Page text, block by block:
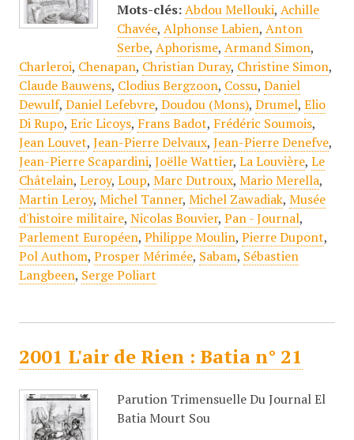
Mots-clés: Abdou Mellouki, Achille
Chavée, Alphonse Labien, Anton
Serbe, Aphorisme, Armand Simon,
Charleroi, Chenapan, Christian Duray, Christine Simon,
Claude Bauwens, Clodius Bergzoon, Cossu, Daniel
Dewulf, Daniel Lefebvre, Doudou (Mons), Drumel, Elio
Di Rupo, Eric Licoys, Frans Badot, Frédéric Soumois,
Jean Louvet, Jean-Pierre Delvaux, Jean-Pierre Denefve,
Jean-Pierre Scapardini, Joëlle Wattier, La Louvière, Le
Châtelain, Leroy, Loup, Marc Dutroux, Mario Merella,
Martin Leroy, Michel Tanner, Michel Zawadiak, Musée
d'histoire militaire, Nicolas Bouvier, Pan - Journal,
Parlement Européen, Philippe Moulin, Pierre Dupont,
Pol Authom, Prosper Mérimée, Sabam, Sébastien
Langbeen, Serge Poliart
2001 L'air de Rien : Batia n° 21
Parution Trimensuelle Du Journal El
Batia Mourt Sou